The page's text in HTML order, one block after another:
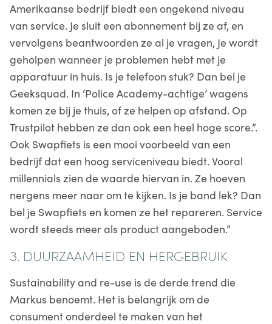
Amerikaanse bedrijf biedt een ongekend niveau
van service. Je sluit een abonnement bij ze af, en
vervolgens beantwoorden ze al je vragen, Je wordt
geholpen wanneer je problemen hebt met je
apparatuur in huis. Is je telefoon stuk? Dan bel je
Geeksquad. In ‘Police Academy-achtige’ wagens
komen ze bij je thuis, of ze helpen op afstand. Op
Trustpilot hebben ze dan ook een heel hoge score.”.
Ook Swapfiets is een mooi voorbeeld van een
bedrijf dat een hoog serviceniveau biedt. Vooral
millennials zien de waarde hiervan in. Ze hoeven
nergens meer naar om te kijken. Is je band lek? Dan
bel je Swapfiets en komen ze het repareren. Service
wordt steeds meer als product aangeboden.”
3. DUURZAAMHEID EN HERGEBRUIK
Sustainability and re-use is de derde trend die
Markus benoemt. Het is belangrijk om de
consument onderdeel te maken van het